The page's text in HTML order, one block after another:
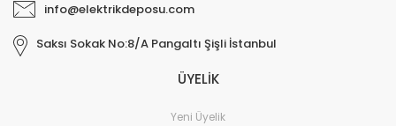
info@elektrikdeposu.com
Saksı Sokak No:8/A Pangaltı Şişli İstanbul
ÜYELİK
Yeni Üyelik